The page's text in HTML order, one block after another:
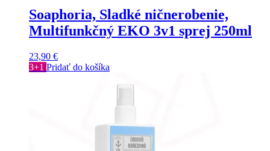
Soaphoria, Sladké ničnerobenie,
Multifunkčný EKO 3v1 sprej 250ml
23,90 €
3+1 Pridať do košíka